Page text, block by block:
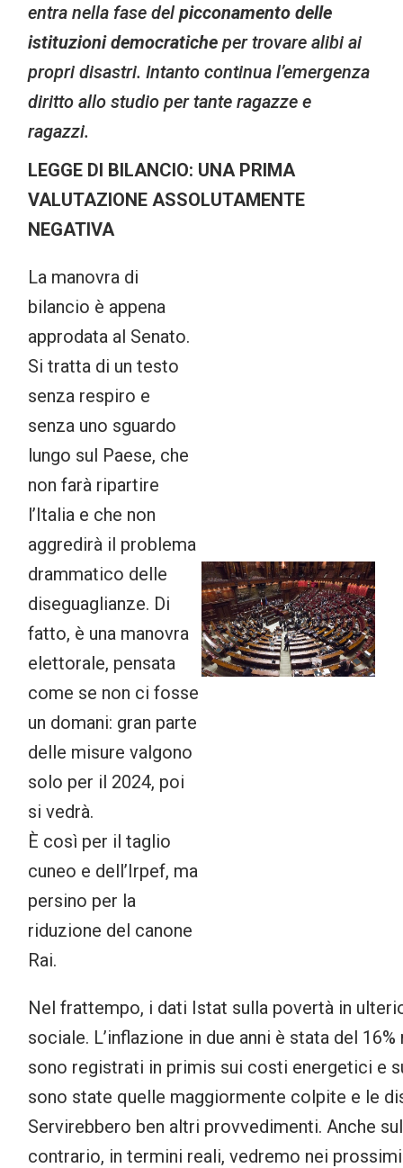
entra nella fase delpicconamento delle
istituzioni democratiche per trovare alibi ai
propri disastri. Intanto continua l’emergenza
diritto allo studio per tante ragazze e
ragazzi.
LEGGE DI BILANCIO: UNA PRIMA
VALUTAZIONE ASSOLUTAMENTE
NEGATIVA
La manovra di
bilancio è appena
approdata al Senato.
Si tratta di un testo
senza respiro e
senza uno sguardo
lungo sul Paese, che
non farà ripartire
l’Italia e che non
aggredirà il problema
drammatico delle
diseguaglianze. Di
fatto, è una manovra
elettorale, pensata
come se non ci fosse
un domani: gran parte
delle misure valgono
solo per il 2024, poi
si vedrà.
È così per il taglio
cuneo e dell’Irpef, ma
persino per la
riduzione del canone
Rai.
Nel frattempo, i dati Istat sulla povertà in
sociale. L’inflazione in due anni è stata del
sono registrati in primis sui costi energetici e
sono state quelle maggiormente colpite e le
Servirebbero ben altri provvedimenti. Anche
contrario, in termini reali, vedremo nei